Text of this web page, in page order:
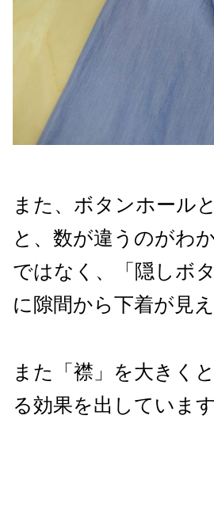
また、ボタンホール
と、数が違うのがわ
ではなく、「隠しボ
に隙間から下着が見
また「襟」を大きく
る効果を出しています